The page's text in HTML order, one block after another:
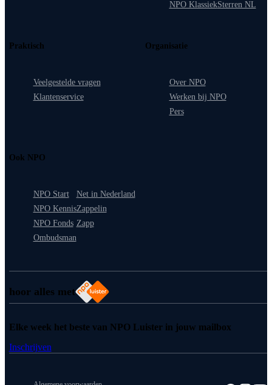
hoor alles met
NPO KlassiekSterren NL
Praktisch
Veelgestelde vragen
Klantenservice
Organisatie
Over NPO
Werken bij NPO
Pers
Ook NPO
NPO Start
NPO Kennis
NPO Fonds
Ombudsman
Net in Nederland
Zappelin
Zapp
Elke week het beste van NPO Luister in jouw mailbox
Inschrijven